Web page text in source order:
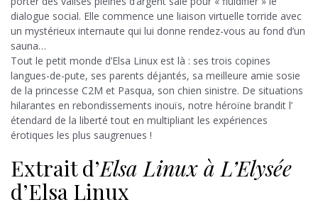
dialogue social. Elle commence une liaison virtuelle torride avec
un mystérieux internaute qui lui donne rendez-vous au fond d’un
sauna…
Tout le petit monde d’Elsa Linux est là : ses trois copines
langues-de-pute, ses parents déjantés, sa meilleure amie sosie
de la princesse C2M et Pasqua, son chien sinistre. De situations
hilarantes en rebondissements inouïs, notre héroïne brandit l’
étendard de la liberté tout en multipliant les expériences
érotiques les plus saugrenues !
Extrait d’Elsa Linux à L’Elysée
d’Elsa Linux